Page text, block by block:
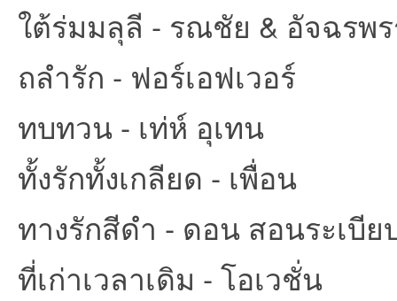
ใต้ร่มมลุลี - รณชัย & อัจฉรพ
ถลำรัก - ฟอร์เอฟเวอร์
ทบทวน - เท่ห์ อุเทน
ทั้งรักทั้งเกลียด - เพื่อน
ทางรักสีดำ - ดอน สอนระเบีย
ที่เก่าเวลาเดิม - โอเวชั่น